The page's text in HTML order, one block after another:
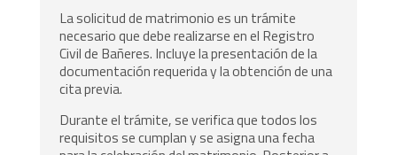
La solicitud de matrimonio es un trámite
necesario que debe realizarse en el Registro
Civil de Bañeres. Incluye la presentación de la
documentación requerida y la obtención de una
cita previa.
Durante el trámite, se verifica que todos los
requisitos se cumplan y se asigna una fecha